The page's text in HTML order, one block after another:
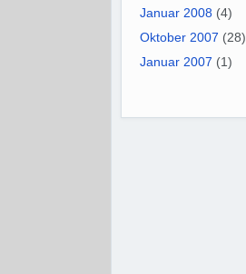
Januar 2008 (4)
Oktober 2007 (28)
Januar 2007 (1)